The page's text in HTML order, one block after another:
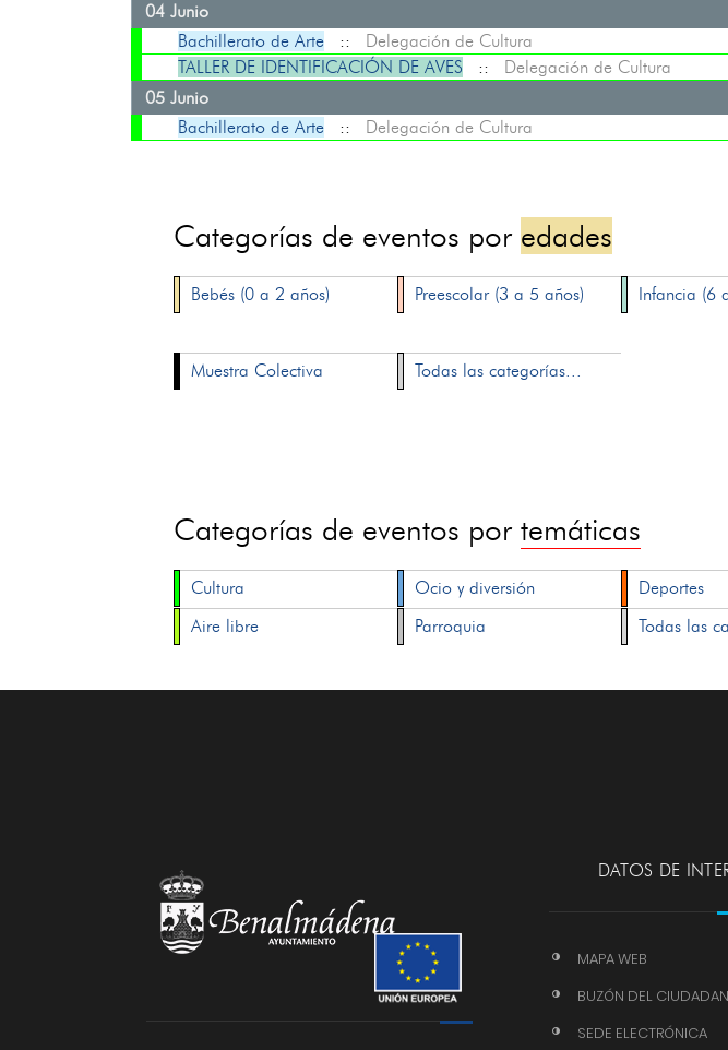
04 Junio
Bachillerato de Arte:: Delegación de Cultura
TALLER DE IDENTIFICACIÓN DE AVES :: Delegación de Cultura
05 Junio
Bachillerato de Arte:: Delegación de Cultura
Categorías de eventos por edades
Bebés (0 a 2 años) Preescolar (3 a 5 años) Infancia (6
Muestra Colectiva
Todas las categorías...
Categorías de eventos portemáticas
Cultura Ocio y diversión Deportes
Aire libre
Parroquia Todas las
DATOS DE
MAPA WEB
BUZÓN DEL
SEDE ELECTRÓNICA